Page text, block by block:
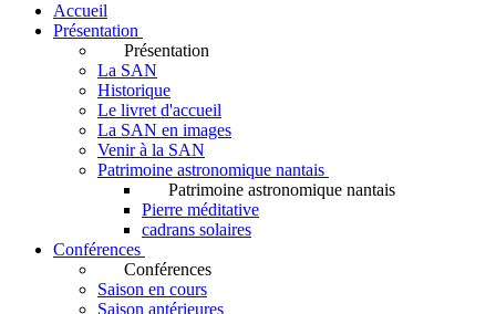
Accueil
Présentation
Présentation
La SAN
Historique
Le livret d'accueil
La SAN en images
Venir à la SAN
Patrimoine astronomique nantais
Patrimoine astronomique nantais
Pierre méditative
cadrans solaires
Conférences
Conférences
Saison en cours
Saison antérieures